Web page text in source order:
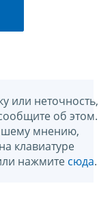
или неточность,
об этом.
мнению,
клавиатуре
нажмите сюда.